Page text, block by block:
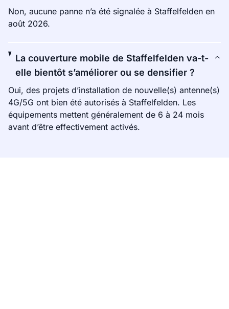
Non, aucune panne n’a été signalée à Staffelfelden en
août 2026.
La couverture mobile de Staffelfelden va-t-
elle bientôt s’améliorer ou se densifier ?
Oui, des projets d’installation de nouvelle(s) antenne(s)
4G/5G ont bien été autorisés à Staffelfelden. Les
équipements mettent généralement de 6 à 24 mois
avant d’être effectivement activés.